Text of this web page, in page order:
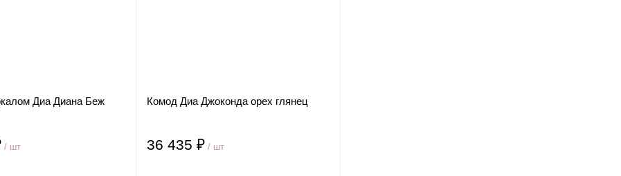
Диа Диана Беж
/ шт
Комод Диа Джоконда орех глянец
36 435 ₽ / шт